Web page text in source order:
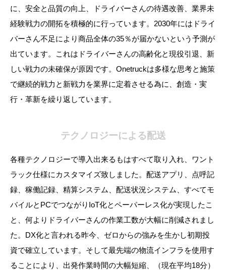
に、安全と品質の向上、ドライバーさんの待遇改善、業界未
経験戦力の開拓を積極的に行っています。2030年にはドライ
バーさん不足により商品全体の35％が届かないという予測が
出ています。これはドライバーさんの高齢化と現役引退、新
しい戦力の未確保が原因です。Onetruckは多様な思考と施策
で継続的戦力と新戦力を業界に定着させる為に、創造・実
行・革新を繰り返しています。
テクノロジーによる配送
各種テクノロジーで導入出来るもはすべて取り入れ、ワント
ラック仕様にカスタマイズ致しました。配送アプリ、点呼記
録、稼働記録、精算システム、配送状況システム、すべてモ
バイルとPCでつながりIoT化とペーパーレス化が実現したこ
と、何よりドライバーさんの作業工数が大幅に削減されまし
た。DX化と言われる昨今、ゼロからの強みを生かし初期投
資で確立しています。そして最先端の物流インフラを使用す
ることにより、出発作業時間の大幅短縮、（現在平均18分）